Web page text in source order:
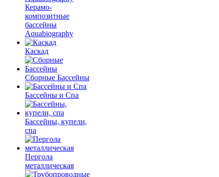
Керамо-
композитные
бассейны
Aquabiography
Каскад
Сборные Бассейны
Бассейны и Спа
Бассейны, купели,
спа
Пергола
металлическая